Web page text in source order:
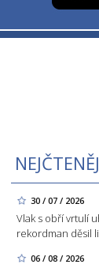
30 / 07 / 2026
Vlak s obří vrtulí
rekordman děsil
06 / 08 / 2026